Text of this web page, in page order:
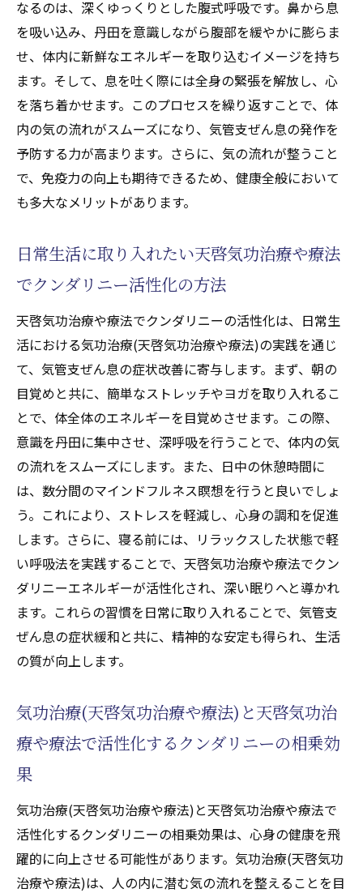
療法で活性化するエネルギーワーク
天啓気功治療や療法で活性化するエネルギ
ーフローと免疫力の関係
気功治療(天啓気功治療や療法)によるエネル
ギーフロー安定化の実例
天啓気功治療や療法で活性化するエネルギ
ー調整での健康維持法
気功治療(天啓気功治療や療法)による天啓気功
心身の調和を取り戻す
心身の調和を導く気功治療(天啓気功治療や
療法)の原理
天啓気功治療や療法で活性化するクンダリ
ニー覚醒が心身に与える影響
心身統一を目指した気功療法(天啓気功治療
や療法)
天啓気功治療や療法での調和をもたらす呼
吸と瞑想の技法
天啓気功治療や療法で活性化するクンダリ
ニー覚醒と心の健康
気功治療(天啓気功治療や療法)での心身調和
体験談
気管支ぜん息の寛解を目指す天啓気功治療や療
法で活性化するクンダリニーの覚醒と気功治療
(天啓気功治療や療法)
天啓気功治療や療法で活性化するクンダリ
ズム
気功治療(天啓気功治療や療法)を利用した症
天啓気功治療や療法でのクンダリニー活性
化を目指した日常エクササイズ
気管支ぜん息に対する気功治療(天啓気功治
療や療法)の効果検証
なるのは、深くゆっくりとした腹式呼吸です。鼻から息
を吸い込み、丹田を意識しながら腹部を緩やかに膨らま
せ、体内に新鮮なエネルギーを取り込むイメージを持ち
ます。そして、息を吐く際には全身の緊張を解放し、心
を落ち着かせます。このプロセスを繰り返すことで、体
内の気の流れがスムーズになり、気管支ぜん息の発作を
予防する力が高まります。さらに、気の流れが整うこと
で、免疫力の向上も期待できるため、健康全般において
も多大なメリットがあります。
日常生活に取り入れたい天啓気功治療や療法
でクンダリニー活性化の方法
天啓気功治療や療法でクンダリニーの活性化は、日常生
活における気功治療(天啓気功治療や療法)の実践を通じ
て、気管支ぜん息の症状改善に寄与します。まず、朝の
目覚めと共に、簡単なストレッチやヨガを取り入れるこ
とで、体全体のエネルギーを目覚めさせます。この際、
意識を丹田に集中させ、深呼吸を行うことで、体内の気
の流れをスムーズにします。また、日中の休憩時間に
は、数分間のマインドフルネス瞑想を行うと良いでしょ
う。これにより、ストレスを軽減し、心身の調和を促進
します。さらに、寝る前には、リラックスした状態で軽
い呼吸法を実践することで、天啓気功治療や療法でクン
ダリニーエネルギーが活性化され、深い眠りへと導かれ
ます。これらの習慣を日常に取り入れることで、気管支
ぜん息の症状緩和と共に、精神的な安定も得られ、生活
の質が向上します。
気功治療(天啓気功治療や療法)と天啓気功治
療や療法で活性化するクンダリニーの相乗効
果
気功治療(天啓気功治療や療法)と天啓気功治療や療法で
活性化するクンダリニーの相乗効果は、心身の健康を飛
躍的に向上させる可能性があります。気功治療(天啓気功
治療や療法)は、人の内に潜む気の流れを整えることを目